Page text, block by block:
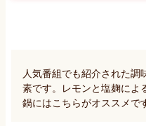
人気番組でも紹介された
素です。レモンと塩麹によ
鍋にはこちらがオススメで